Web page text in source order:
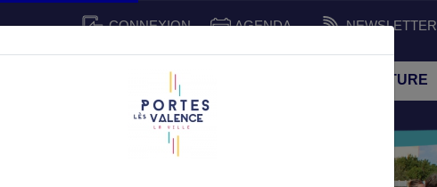
CONNEXION AGENDA NEWSLETTER
CADRE DE VIE SPORT ET CULTURE